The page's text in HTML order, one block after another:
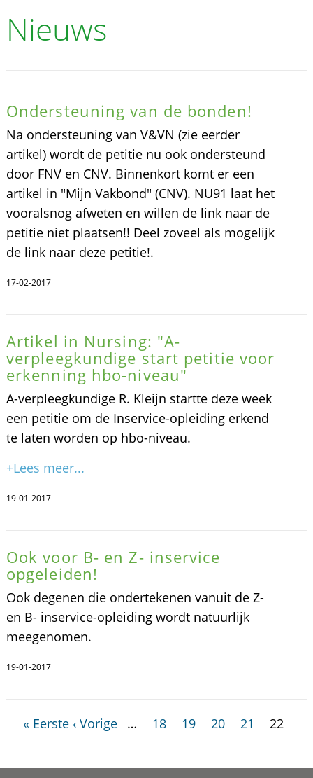
Nieuws
Ondersteuning van de bonden!
Na ondersteuning van V&VN (zie eerder
artikel) wordt de petitie nu ook ondersteund
door FNV en CNV. Binnenkort komt er een
artikel in "Mijn Vakbond" (CNV). NU91 laat het
vooralsnog afweten en willen de link naar de
petitie niet plaatsen!! Deel zoveel als mogelijk
de link naar deze petitie!.
17-02-2017
Artikel in Nursing: "A-
verpleegkundige start petitie voor
erkenning hbo-niveau"
A-verpleegkundige R. Kleijn startte deze week
een petitie om de Inservice-opleiding erkend
te laten worden op hbo-niveau.
+Lees meer...
19-01-2017
Ook voor B- en Z- inservice
opgeleiden!
Ook degenen die ondertekenen vanuit de Z-
en B- inservice-opleiding wordt natuurlijk
meegenomen.
19-01-2017
« Eerste ‹ Vorige … 18 19 20 21 22